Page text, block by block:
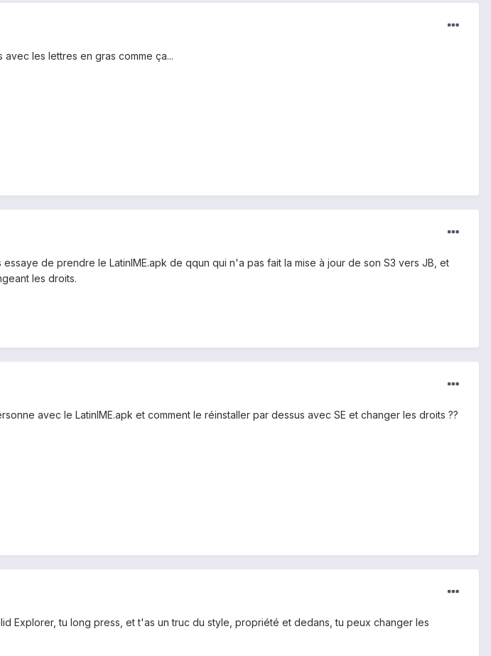
les lettres en gras comme ça...
de prendre le LatinIME.apk de qqun qui n'a pas fait la mise à jour de son S3 vers JB, et
les droits.
avec le LatinIME.apk et comment le réinstaller par dessus avec SE et changer les droits ??
Explorer, tu long press, et t'as un truc du style, propriété et dedans, tu peux changer les